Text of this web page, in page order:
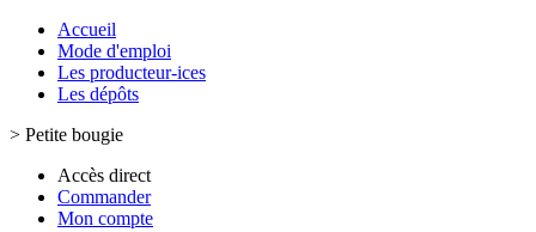
Accueil
Mode d'emploi
Les producteur-ices
Les dépôts
> Petite bougie
Accès direct
Commander
Mon compte